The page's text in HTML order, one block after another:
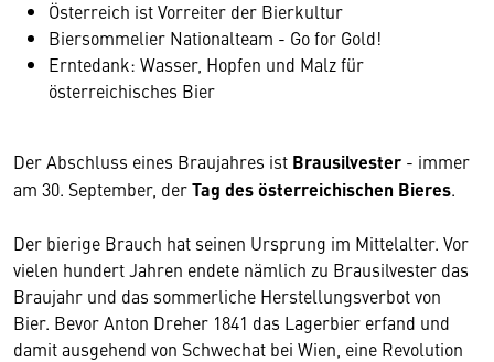
Österreich ist Vorreiter der Bierkultur
Biersommelier Nationalteam - Go for Gold!
Erntedank: Wasser, Hopfen und Malz für
österreichisches Bier
Der Abschluss eines Braujahres ist Brausilvester - immer
am 30. September, derTag des österreichischen Bieres.
Der bierige Brauch hat seinen Ursprung im Mittelalter. Vor
vielen hundert Jahren endete nämlich zu Brausilvester das
Braujahr und das sommerliche Herstellungsverbot von
Bier. Bevor Anton Dreher 1841 das Lagerbier erfand und
damit ausgehend von Schwechat bei Wien, eine Revolution